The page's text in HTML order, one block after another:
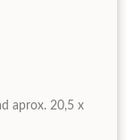
aprox. 20,5 x